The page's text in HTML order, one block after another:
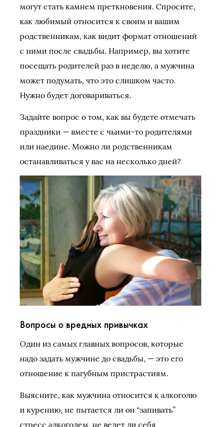
могут стать камнем преткновения. Спросите,
как любимый относится к своим и вашим
родственникам, как видит формат отношений
с ними после свадьбы. Например, вы хотите
посещать родителей раз в неделю, а мужчина
может подумать, что это слишком часто.
Нужно будет договариваться.
Задайте вопрос о том, как вы будете отмечать
праздники — вместе с чьими-то родителями
или наедине. Можно ли родственникам
останавливаться у вас на несколько дней?
Вопросы о вредных привычках
Один из самых главных вопросов, которые
надо задать мужчине до свадьбы, — это его
отношение к пагубным пристрастиям.
Выясните, как мужчина относится к алкоголю
и курению, не пытается ли он “запивать”
стресс алкоголем, не ведет ли себя